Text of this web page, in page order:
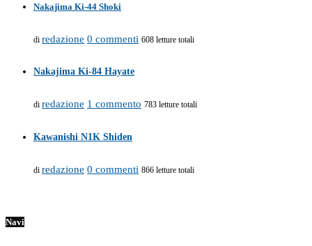
Nakajima Ki-44 Shoki
di redazione 0 commenti 608 letture totali
Nakajima Ki-84 Hayate
di redazione 1 commento 783 letture totali
Kawanishi N1K Shiden
di redazione 0 commenti 866 letture totali
Navi